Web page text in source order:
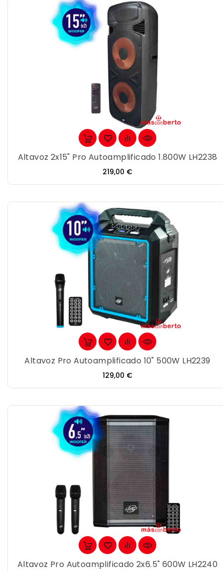
Altavoz 2x15" Pro Autoamplificado 1.800W LH2238
Precio
219,00 €
Altavoz Pro Autoamplificado 10" 500W LH2239
Precio
129,00 €
Altavoz Pro Autoamplificado 2x6.5" 600W LH2240